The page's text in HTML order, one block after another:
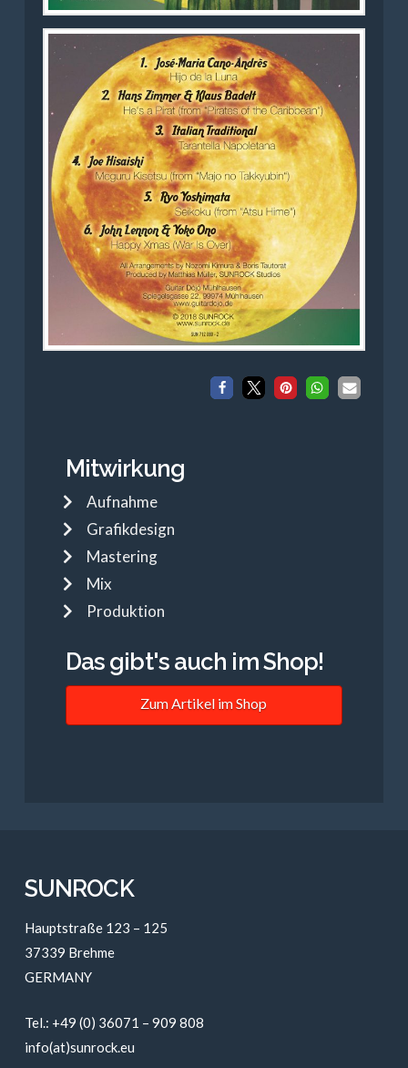
Mitwirkung
Aufnahme
Grafikdesign
Mastering
Mix
Produktion
Das gibt's auch im Shop!
Zum Artikel im Shop
SUNROCK
Hauptstraße 123 – 125
37339 Brehme
GERMANY
Tel.: +49 (0) 36071 – 909 808
info(at)sunrock.eu